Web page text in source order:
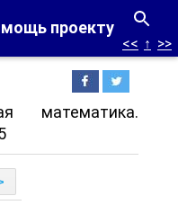
проекту
<< ↑ >>
математика.